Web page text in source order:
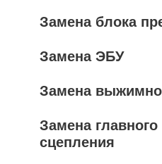
Замена блока
Замена ЭБУ
Замена
Замена
сцепления